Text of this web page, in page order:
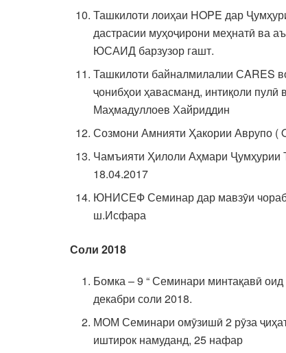
Ташкилоти лоиҳаи HOPE дар
дастрасии муҳоҷирони меҳнатӣ ва
ЮСАИД барзузор гашт.
Ташкилоти байналмилалии СARES
ҷонибҳои ҳавасманд, интиқоли пулӣ
Маҳмадуллоев Хайриддин
Созмони Амнияти Ҳакории Аврупо (
Чамъияти Ҳилоли Аҳмари Ҷумҳурии
18.04.2017
ЮНИСЕФ Семинар дар мавзӯи
ш.Исфара
Соли 2018
Бомка – 9 “ Семинари минтақавӣ
декабри соли 2018.
МОМ Семинари омӯзишӣ 2 рӯза
иштирок намуданд, 25 нафар